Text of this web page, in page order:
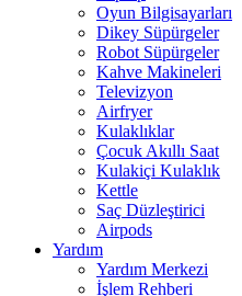
Oyun Bilgisayarları
Dikey Süpürgeler
Robot Süpürgeler
Kahve Makineleri
Televizyon
Airfryer
Kulaklıklar
Çocuk Akıllı Saat
Kulakiçi Kulaklık
Kettle
Saç Düzleştirici
Airpods
Yardım
Yardım Merkezi
İşlem Rehberi